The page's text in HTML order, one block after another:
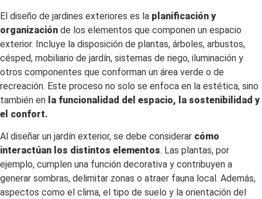
El diseño de jardines exteriores es la planificación y
organización de los elementos que componen un espacio
exterior. Incluye la disposición de plantas, árboles, arbustos,
césped, mobiliario de jardín, sistemas de riego, iluminación y
otros componentes que conforman un área verde o de
recreación. Este proceso no solo se enfoca en la estética, sino
también en la funcionalidad del espacio, la sostenibilidad y
el confort.
Al diseñar un jardín exterior, se debe considerar cómo
interactúan los distintos elementos. Las plantas, por
ejemplo, cumplen una función decorativa y contribuyen a
generar sombras, delimitar zonas o atraer fauna local. Además,
aspectos como el clima, el tipo de suelo y la orientación del